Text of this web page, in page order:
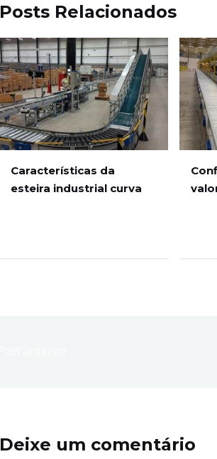
Posts Relacionados
Características da
esteira industrial curva
Deixe um comentário